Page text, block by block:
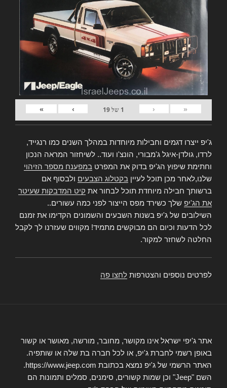
«
‹
1 של19
›
»
ג'יפ ייצרו דגמים וחבילות מיוחדות במהלך השנים כמו רנגייד,
לרדו, גולדן-איגל ג'מבורי, הונצ'ו ועוד.. לשיחזור המראה הנכון
וחתימת שיפוץ הג'יפ בדוק את המפרט במפענח מספר הזיהוי
שלנו,לאחר מכן תוכל לעיין בקטלוג הצבעים ולבסוף אם
ברשותך חבילה מיוחדת תוכל לבחור את קיט המדבקות שעיטר
את הג'יפ שלך כשירד מפס הייצור לפני כמה עשורים..
השילובים של ג'יפ בשנות השבעים והשמונים הקדימו את זמנם
לכל הדעות וכיום הם מבוקשים מתמיד! מקווים שעזרנו לך לקבל
החלטה לשחזר למקור.
לפרטים נוספים והצטרפות לחצו פה
אתר ג'יפי ישראל אינו מקושר, מחובר, מורשה, מאושר או קשור
באופן רשמי לחברת ג'יפ, או לכל חברה בת שלה או שותפיה.
האתר הרשמי של ג'יפ נמצא בכתובת https://www.jeep.com.
השם "Jeep" וכן שמות קשורים, סימנים, סמלים ותמונות הם